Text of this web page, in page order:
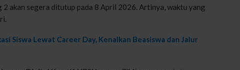
akan segera ditutup pada 8 April 2026. Artinya, waktu yang
Siswa Lewat Career Day, Kenalkan Beasiswa dan Jalur